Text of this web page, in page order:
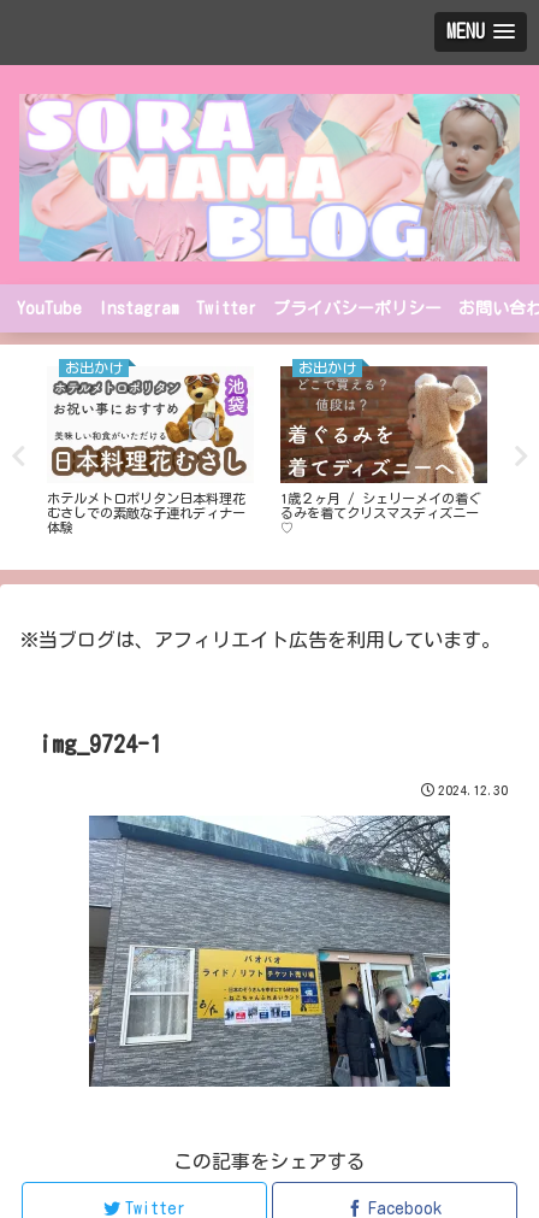
MENU
YouTube Instagram Twitter プライバシーポリシー お問い合
お出かけ
ホテルメトロポリタン日本料理花
むさしでの素敵な子連れディナー
体験
お出かけ
1歳２ヶ月 / シェリーメイの着ぐ
るみを着てクリスマスディズニー
♡
※当ブログは、アフィリエイト広告を利用しています。
img_9724-1
2024.12.30
この記事をシェアする
Twitter Facebook